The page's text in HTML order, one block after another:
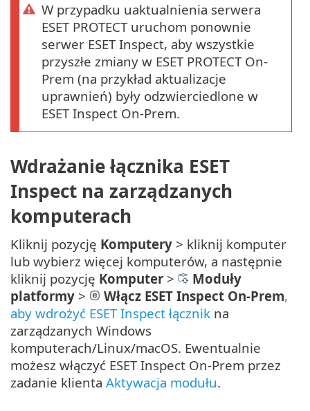
W przypadku uaktualnienia serwera
ESET PROTECT uruchom ponownie
serwer ESET Inspect, aby wszystkie
przyszłe zmiany w ESET PROTECT On-
Prem (na przykład aktualizacje
uprawnień) były odzwierciedlone w
ESET Inspect On-Prem.
Wdrażanie łącznika ESET
Inspect na zarządzanych
komputerach
Kliknij pozycję Komputery > kliknij komputer
lub wybierz więcej komputerów, a następnie
kliknij pozycję Komputer >
Moduły
platformy > Włącz ESET Inspect On-Prem,
aby wdrożyć ESET Inspect łącznik na
zarządzanych Windows
komputerach/Linux/macOS. Ewentualnie
możesz włączyć ESET Inspect On-Prem przez
zadanie klienta Aktywacja modułu.